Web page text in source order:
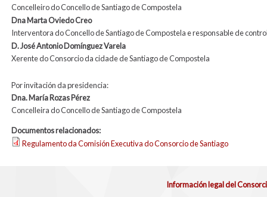
Concelleiro do Concello de Santiago de Compostela
Dna Marta Oviedo Creo
Interventora do Concello de Santiago de Compostela e responsable de
D. José Antonio DomínguezVarela
Xerente do Consorcio da cidade de Santiago de Compostela
Por invitación da presidencia:
Dna. María Rozas Pérez
Concelleira do Concello de Santiago de Compostela
Documentos relacionados:
Regulamento da Comisión Executiva do Consorcio de Santiago
Información legal del